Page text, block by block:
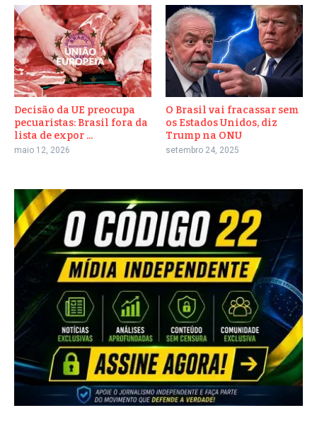
Decisão da UE preocupa
pecuaristas: Brasil fora da
lista de expor ...
maio 12, 2026
O Brasil vai fracassar sem
os Estados Unidos, diz
Trump na ONU
setembro 24, 2025